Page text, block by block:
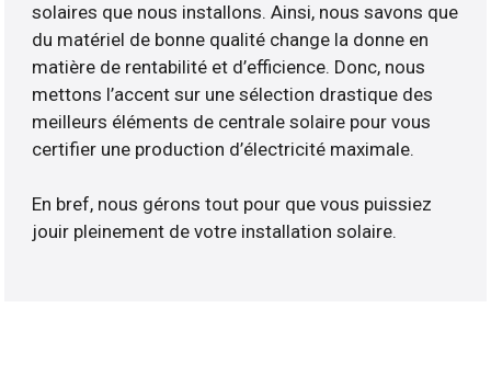
solaires que nous installons. Ainsi, nous savons que
du matériel de bonne qualité change la donne en
matière de rentabilité et d’efficience. Donc, nous
mettons l’accent sur une sélection drastique des
meilleurs éléments de centrale solaire pour vous
certifier une production d’électricité maximale.
En bref, nous gérons tout pour que vous puissiez
jouir pleinement de votre installation solaire.